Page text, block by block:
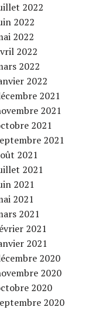
2022
2022
2022
2022
2022
2022
2021
2021
2021
2021
2021
2021
2021
2021
2021
2021
2021
2020
2020
2020
2020